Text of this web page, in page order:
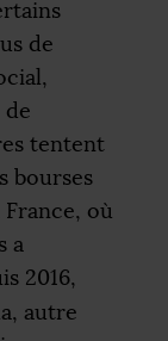
de
tentent
bourses
France, où
a
2016,
autre